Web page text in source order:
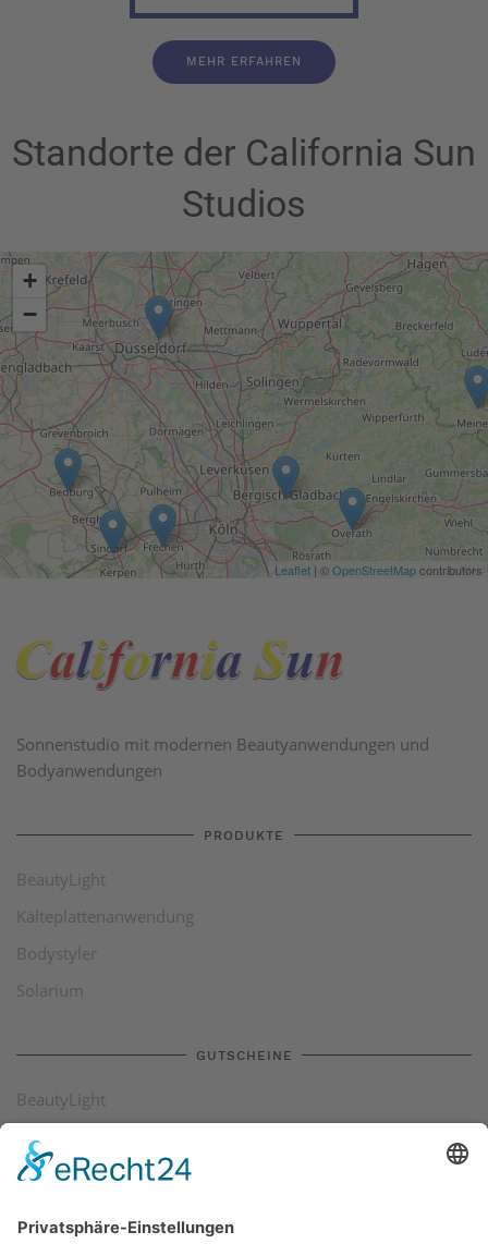
MEHR ERFAHREN
Standorte der California Sun
Studios
Sonnenstudio mit modernen Beautyanwendungen und
Bodyanwendungen
PRODUKTE
BeautyLight
Kälteplattenanwendung
Bodystyler
Solarium
GUTSCHEINE
BeautyLight
Kälteplattenanwendung
Bodystyler